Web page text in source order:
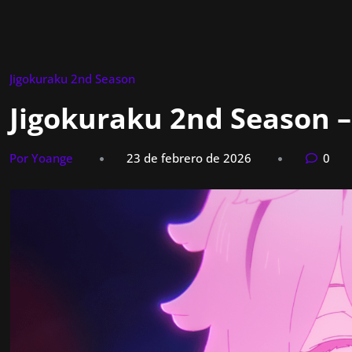
Jigokuraku 2nd Season
Jigokuraku 2nd Season
Por Yoange 23 de febrero de 2026 0